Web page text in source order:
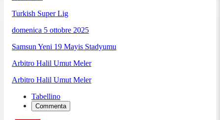
Turkish Super Lig
domenica 5 ottobre 2025
Samsun Yeni 19 Mayis Stadyumu
Arbitro Halil Umut Meler
Arbitro Halil Umut Meler
Tabellino
Commenta